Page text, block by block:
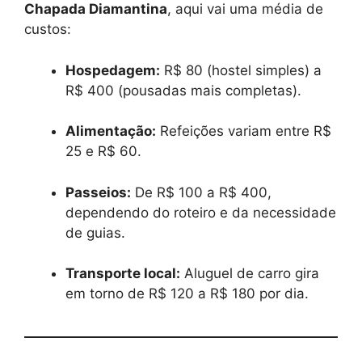
Chapada Diamantina, aqui vai uma média de
custos:
Hospedagem: R$ 80 (hostel simples) a
R$ 400 (pousadas mais completas).
Alimentação: Refeições variam entre R$
25 e R$ 60.
Passeios: De R$ 100 a R$ 400,
dependendo do roteiro e da necessidade
de guias.
Transporte local: Aluguel de carro gira
em torno de R$ 120 a R$ 180 por dia.